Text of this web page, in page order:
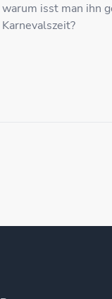
warum isst man ihn
Karnevalszeit?